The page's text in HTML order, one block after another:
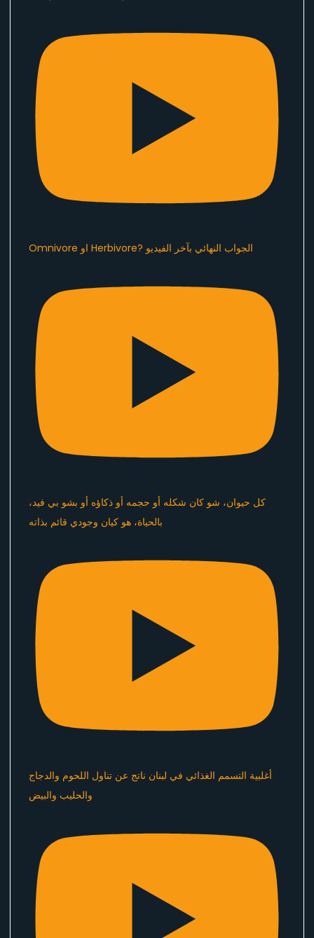
Omnivore او Herbivore? الجواب النهائي بآخر الفيديو
كل حيوان، شو كان شكله أو حجمه أو ذكاؤه أو بشو بي فيد،
بالحياة، هو كيان وجودي قائم بذاته
أغلبية التسمم الغذائي في لبنان ناتج عن تناول اللحوم والدجاج
والحليب والبيض